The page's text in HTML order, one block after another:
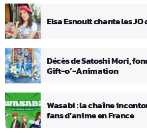
Elsa Esnoult chante les JO
Décès de Satoshi Mori,
Gift-o’-Animation
Wasabi : la chaîne
fans d’anime en France